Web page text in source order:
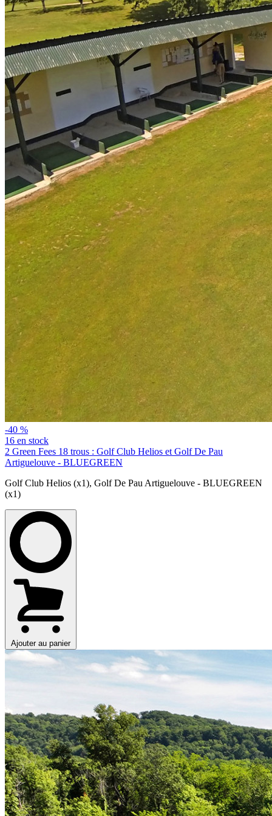
-40 %
16 en stock
2 Green Fees 18 trous : Golf Club Helios et Golf De Pau
Artiguelouve - BLUEGREEN
Golf Club Helios (x1), Golf De Pau Artiguelouve - BLUEGREEN
(x1)
Ajouter au panier